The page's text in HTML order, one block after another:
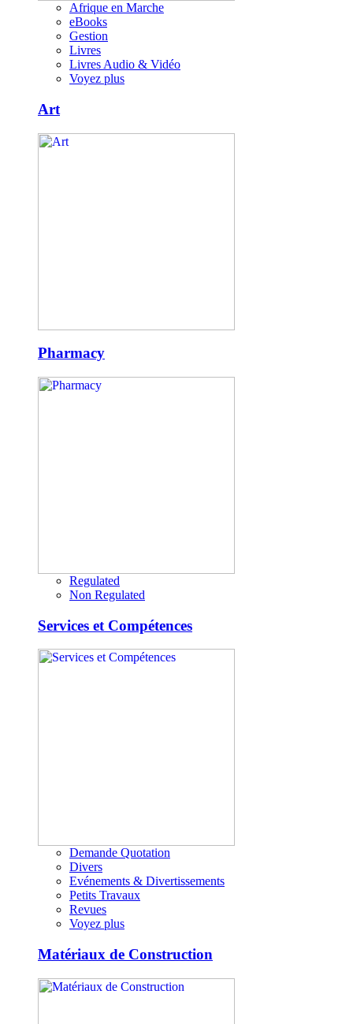
Afrique en Marche
eBooks
Gestion
Livres
Livres Audio & Vidéo
Voyez plus
Art
Pharmacy
Regulated
Non Regulated
Services et Compétences
Demande Quotation
Divers
Evénements & Divertissements
Petits Travaux
Revues
Voyez plus
Matériaux de Construction